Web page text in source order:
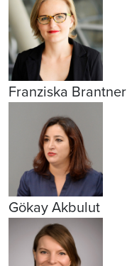
Franziska Brantner
Gökay Akbulut